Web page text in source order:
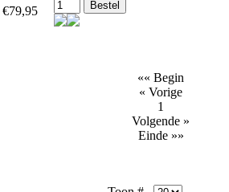
€79,95
«« Begin
« Vorige
1
Volgende »
Einde »»